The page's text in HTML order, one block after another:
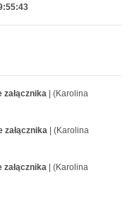
załącznika | (Karolina
załącznika | (Karolina
załącznika | (Karolina